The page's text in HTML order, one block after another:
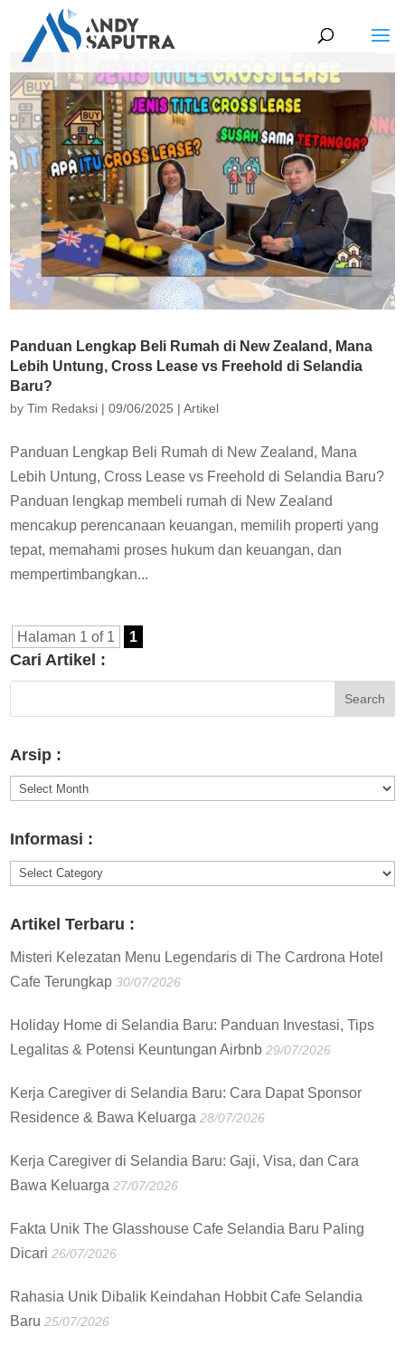
Panduan Lengkap Beli Rumah di New Zealand, Mana
Lebih Untung, Cross Lease vs Freehold di Selandia
Baru?
byTim Redaksi |09/06/2025 |Artikel
Panduan Lengkap Beli Rumah di New Zealand, Mana
Lebih Untung, Cross Lease vs Freehold di Selandia Baru?
Panduan lengkap membeli rumah di New Zealand
mencakup perencanaan keuangan, memilih properti yang
tepat, memahami proses hukum dan keuangan, dan
mempertimbangkan...
Halaman 1 of 1 1
Cari Artikel :
Arsip :
Arsip
Informasi :
Informasi
Artikel Terbaru :
Misteri Kelezatan Menu Legendaris di The Cardrona Hotel
Cafe Terungkap 30/07/2026
Holiday Home di Selandia Baru: Panduan Investasi, Tips
Legalitas & Potensi Keuntungan Airbnb 29/07/2026
Kerja Caregiver di Selandia Baru: Cara Dapat Sponsor
Residence & Bawa Keluarga 28/07/2026
Kerja Caregiver di Selandia Baru: Gaji, Visa, dan Cara
Bawa Keluarga 27/07/2026
Fakta Unik The Glasshouse Cafe Selandia Baru Paling
Dicari 26/07/2026
Rahasia Unik Dibalik Keindahan Hobbit Cafe Selandia
Baru 25/07/2026